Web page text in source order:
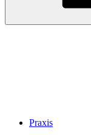
Praxis